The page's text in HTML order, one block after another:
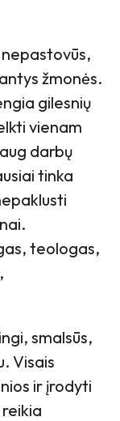
nepastovūs,
žmonės.
gilesnių
vienam
darbų
tinka
teologas,
smalsūs,
Visais
ir įrodyti